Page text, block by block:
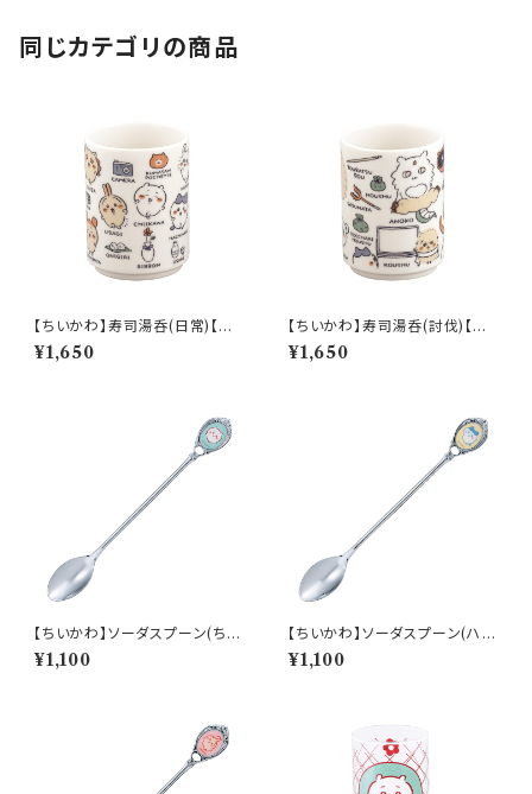
同じカテゴリの商品
【ちいかわ】寿司湯呑(日常)【CK
W50】CKW51-327
¥1,650
【ちいかわ】寿司湯呑(討伐)【CK
W50】CKW52-327
¥1,650
【ちいかわ】ソーダスプーン(ちい
かわ)【CKW40】CKW41-850
¥1,100
【ちいかわ】ソーダスプーン(ハチ
ワレ)【CKW40】CKW42-850
¥1,100